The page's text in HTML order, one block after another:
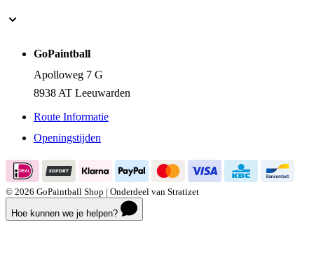
GoPaintball
Apolloweg 7 G
8938 AT Leeuwarden
Route Informatie
Openingstijden
© 2026 GoPaintball Shop | Onderdeel van Stratizet
Hoe kunnen we je helpen?